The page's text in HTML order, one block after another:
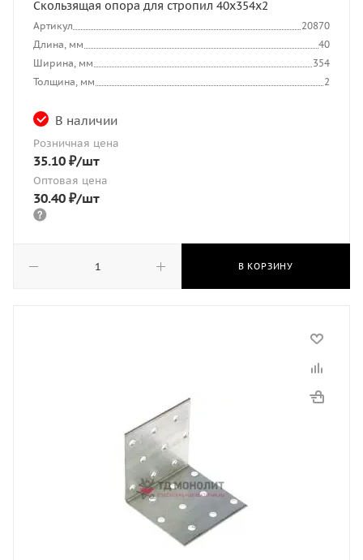
Скользящая опора для стропил 40х354х2
Артикул
20870
Длина, мм
40
Ширина, мм
354
Толщина, мм
2
В наличии
Розничная цена
35.10 ₽/шт
Оптовая цена
30.40 ₽/шт
В КОРЗИНУ